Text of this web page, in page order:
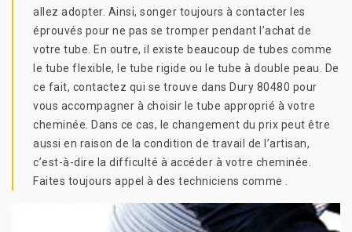
allez adopter. Ainsi, songer toujours à contacter les
éprouvés pour ne pas se tromper pendant l’achat de
votre tube. En outre, il existe beaucoup de tubes comme
le tube flexible, le tube rigide ou le tube à double peau. De
ce fait, contactez qui se trouve dans Dury 80480 pour
vous accompagner à choisir le tube approprié à votre
cheminée. Dans ce cas, le changement du prix peut être
aussi en raison de la condition de travail de l’artisan,
c’est-à-dire la difficulté à accéder à votre cheminée.
Faites toujours appel à des techniciens comme .